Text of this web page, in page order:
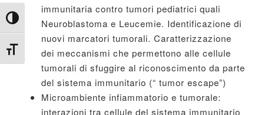
Attiva/disattiva alto contrasto
Attiva/disattiva dimensione testo
immunitaria contro tumori pediatrici quali
Neuroblastoma e Leucemie. Identificazione di
nuovi marcatori tumorali. Caratterizzazione
dei meccanismi che permettono alle cellule
tumorali di sfuggire al riconoscimento da parte
del sistema immunitario (“ tumor escape”)
Microambiente infiammatorio e tumorale:
interazioni tra cellule del sistema immunitario